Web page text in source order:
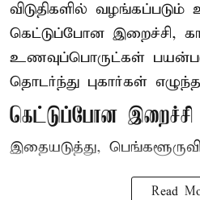
விடுதிகளில்
கெட்டுப்போன இறைச்சி,
உணவுப்பொருட்கள்
தொடர்ந்து புகார்கள்
கெட்டுப்போன இறைச்சி
இதையடுத்து,
Read